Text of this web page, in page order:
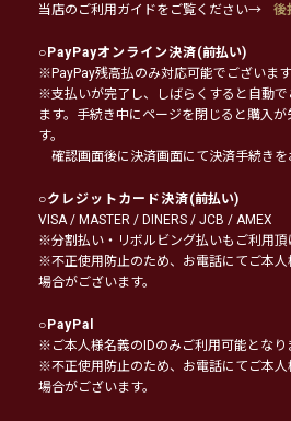
当店のご利用ガイドをご覧ください→
後
○PayPayオンライン決済(前払い)
※PayPay残高払のみ対応可能でございます
※支払いが完了し、しばらくすると自動で
ます。手続き中にページを閉じると購入
す。
確認画面後に決済画面にて決済手続きを
○クレジットカード決済(前払い)
VISA / MASTER / DINERS / JCB / AMEX
※分割払い・リボルビング払いもご利用頂
※不正使用防止のため、お電話にてご本人
場合がございます。
○PayPal
※ご本人様名義のIDのみご利用可能となり
※不正使用防止のため、お電話にてご本人
場合がございます。